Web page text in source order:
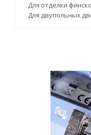
Для отделки
Для двупольных